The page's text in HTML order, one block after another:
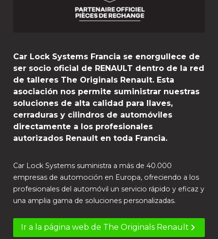
Car Lock Systems Francia se enorgullece de
ser socio oficial de RENAULT dentro de la red
de talleres The Originals Renault. Esta
asociación nos permite suministrar nuestras
soluciones de alta calidad para llaves,
cerraduras y cilindros de automóviles
directamente a los profesionales
autorizados Renault en toda Francia.
Car Lock Systems suministra a más de 40.000
empresas de automoción en Europa, ofreciendo a los
profesionales del automóvil un servicio rápido y eficaz y
una amplia gama de soluciones personalizadas.
Ir a la página web de The Originals Renault